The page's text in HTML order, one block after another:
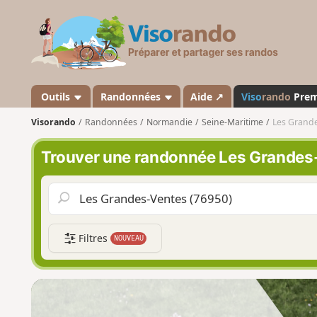
s
a
n
d
o
Outils Randonnées Aide ↗ Visorando
Visorando Randonnées Normandie Seine-Maritime Les
Trouver une randonnée Les
Filtres NOUVEAU